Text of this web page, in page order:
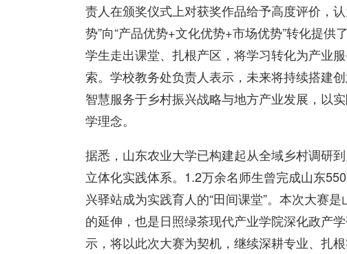
责人在颁奖仪式上对获奖作品给予高度评价，
势”向“产品优势+文化优势+市场优势”转化提
学生走出课堂、扎根产区，将学习转化为产业
索。学校教务处负责人表示，未来将持续搭建
智慧服务于乡村振兴战略与地方产业发展，以
学理念。
据悉，山东农业大学已构建起从全域乡村调研
立体化实践体系。1.2万余名师生曾完成山东
兴驿站成为实践育人的“田间课堂”。本次大赛
的延伸，也是日照绿茶现代产业学院深化政产
示，将以此次大赛为契机，继续深耕专业、扎